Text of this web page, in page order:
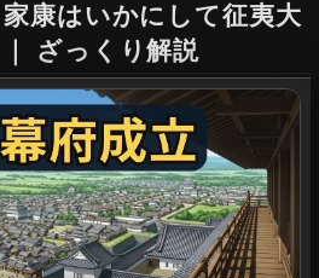
家康はいかにして征夷大
ざっくり解説